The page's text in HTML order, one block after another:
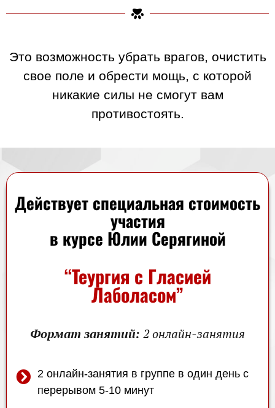
Это возможность убрать врагов, очистить
свое поле и обрести мощь, с которой
никакие силы не смогут вам
противостоять.
Действует специальная стоимость
участия
в курсе Юлии Серягиной
“Теургия с Гласией
Лаболасом”
Формат занятий: 2 онлайн-занятия
2 онлайн-занятия в группе в один день с
перерывом 5-10 минут